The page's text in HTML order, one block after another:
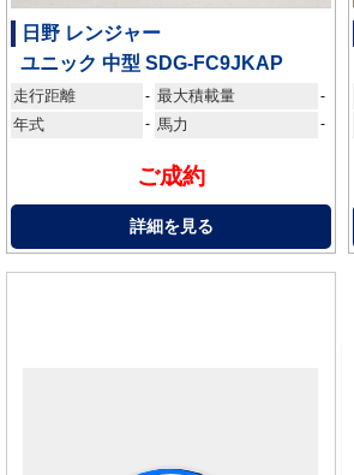
日野 レンジャー
ユニック 中型 SDG-FC9JKAP
走行距離 - 最大積載量 -
年式 - 馬力 -
ご成約
詳細を見る